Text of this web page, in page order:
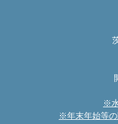
※
※年末年始等の